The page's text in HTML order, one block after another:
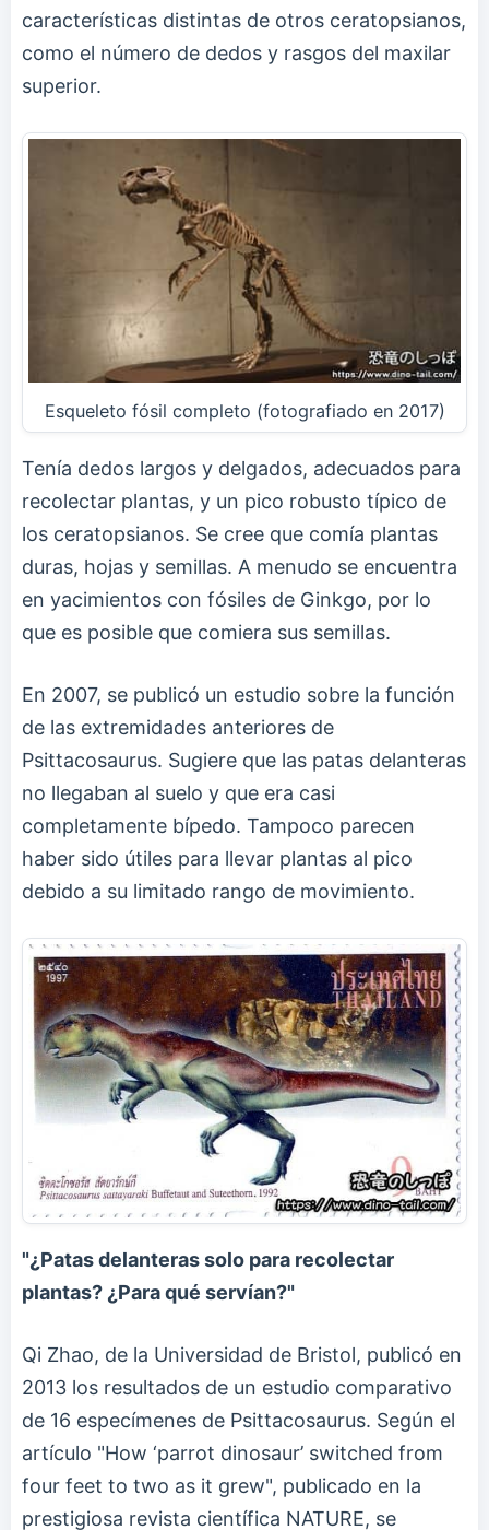
características distintas de otros ceratopsianos,
como el número de dedos y rasgos del maxilar
superior.
Esqueleto fósil completo (fotografiado en 2017)
Tenía dedos largos y delgados, adecuados para
recolectar plantas, y un pico robusto típico de
los ceratopsianos. Se cree que comía plantas
duras, hojas y semillas. A menudo se encuentra
en yacimientos con fósiles de Ginkgo, por lo
que es posible que comiera sus semillas.
En 2007, se publicó un estudio sobre la función
de las extremidades anteriores de
Psittacosaurus. Sugiere que las patas delanteras
no llegaban al suelo y que era casi
completamente bípedo. Tampoco parecen
haber sido útiles para llevar plantas al pico
debido a su limitado rango de movimiento.
"¿Patas delanteras solo para recolectar
plantas? ¿Para qué servían?"
Qi Zhao, de la Universidad de Bristol, publicó en
2013 los resultados de un estudio comparativo
de 16 especímenes de Psittacosaurus. Según el
artículo "How ‘parrot dinosaur’ switched from
four feet to two as it grew", publicado en la
prestigiosa revista científica NATURE, se